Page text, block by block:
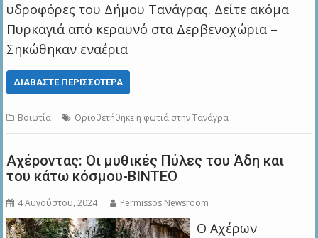
υδροφόρες του Δήμου Τανάγρας. Δείτε ακόμα
Πυρκαγιά από κεραυνό στα Δερβενοχώρια –
Σηκώθηκαν εναέρια
ΔΙΑΒΆΣΤΕ ΠΕΡΙΣΣΌΤΕΡΑ
Βοιωτία Οριοθετήθηκε η φωτιά στην Τανάγρα
Αχέροντας: Οι μυθικές Πύλες του Άδη και
του κάτω κόσμου-BINTEO
4 Αυγούστου, 2024 Permissos Newsroom
Ο Αχέρων